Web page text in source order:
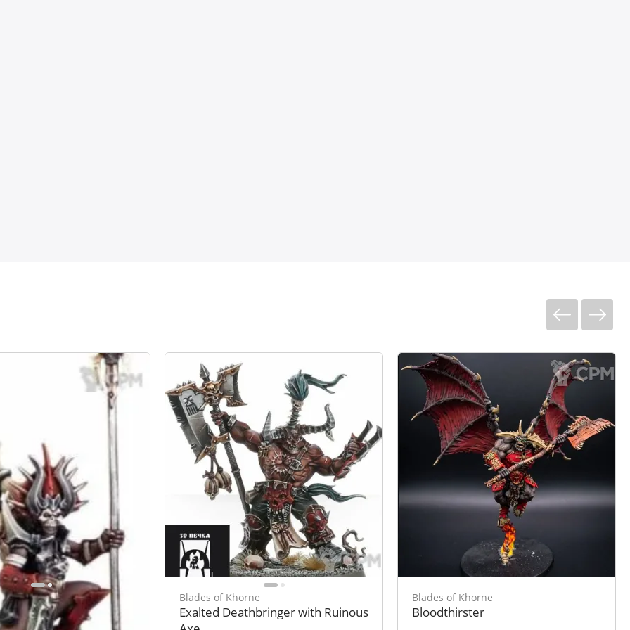
Ritualist
Blades of Khorne
Exalted Deathbringer with Ruinous
Blades of Khorne
Bloodthirster